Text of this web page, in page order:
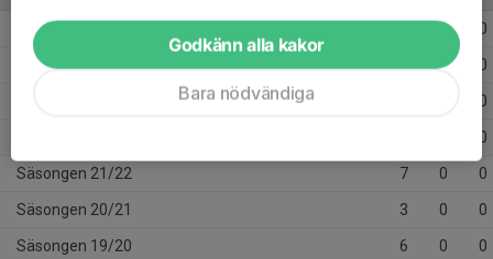
Säsongen 25/26 0 0
Säsongen 24/25 24 0 0
0
0
Säsongen 21/22 7 0 0
Säsongen 20/21 3 0 0
Säsongen 19/20 6 0 0
Godkänn alla kakor
Bara nödvändiga